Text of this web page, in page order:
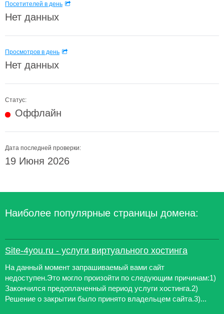
Посетителей в день
Нет данных
Просмотров в день
Нет данных
Статус:
Оффлайн
Дата последней проверки:
19 Июня 2026
Наиболее популярные страницы домена:
Site-4you.ru - услуги виртуального хостинга
На данный момент запрашиваемый вами сайт
недоступен.Это могло произойти по следующим причинам:1)
Закончился предоплаченный период услуги хостинга.2)
Решение о закрытии было принято владельцем сайта.3)...